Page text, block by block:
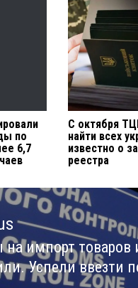
по
6,7
С октября
найти всех
известно о
реестра
на импорт товаров
Успели ввезти